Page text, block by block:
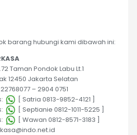
barang hubungi kami dibawah ini:
Taman Pondok Labu Lt.1
12450 Jakarta Selatan
– 2904 0751
[ Satria 0813-9852-4121 ]
[ Septianie 0812-1011-5225 ]
[ Wawan 0812-8571-3183 ]